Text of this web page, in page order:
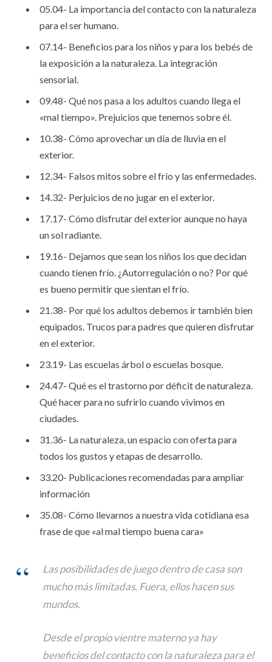
05.04- La importancia del contacto con la naturaleza
para el ser humano.
07.14- Beneficios para los niños y para los bebés de
la exposición a la naturaleza. La integración
sensorial.
09.48- Qué nos pasa a los adultos cuando llega el
«mal tiempo». Prejuicios que tenemos sobre él.
10.38- Cómo aprovechar un día de lluvia en el
exterior.
12.34- Falsos mitos sobre el frío y las enfermedades.
14.32- Perjuicios de no jugar en el exterior.
17.17- Cómo disfrutar del exterior aunque no haya
un sol radiante.
19.16- Dejamos que sean los niños los que decidan
cuando tienen frío. ¿Autorregulación o no? Por qué
es bueno permitir que sientan el frío.
21.38- Por qué los adultos debemos ir también bien
equipados. Trucos para padres que quieren disfrutar
en el exterior.
23.19- Las escuelas árbol o escuelas bosque.
24.47- Qué es el trastorno por déficit de naturaleza.
Qué hacer para no sufrirlo cuando vivimos en
ciudades.
31.36- La naturaleza, un espacio con oferta para
todos los gustos y etapas de desarrollo.
33.20- Publicaciones recomendadas para ampliar
información
35.08- Cómo llevarnos a nuestra vida cotidiana esa
frase de que «al mal tiempo buena cara»
Las posibilidades de juego dentro de casa son
mucho más limitadas. Fuera, ellos hacen sus
mundos.
Desde el propio vientre materno ya hay
beneficios del contacto con la naturaleza para el